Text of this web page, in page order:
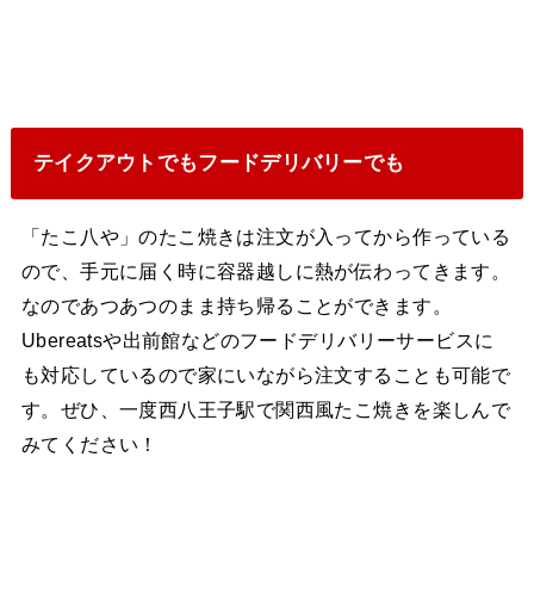
テイクアウトでもフードデリバリーでも
「たこ八や」のたこ焼きは注文が入ってから作っている
ので、手元に届く時に容器越しに熱が伝わってきます。
なのであつあつのまま持ち帰ることができます。
Ubereatsや出前館などのフードデリバリーサービスに
も対応しているので家にいながら注文することも可能で
す。ぜひ、一度西八王子駅で関西風たこ焼きを楽しんで
みてください！